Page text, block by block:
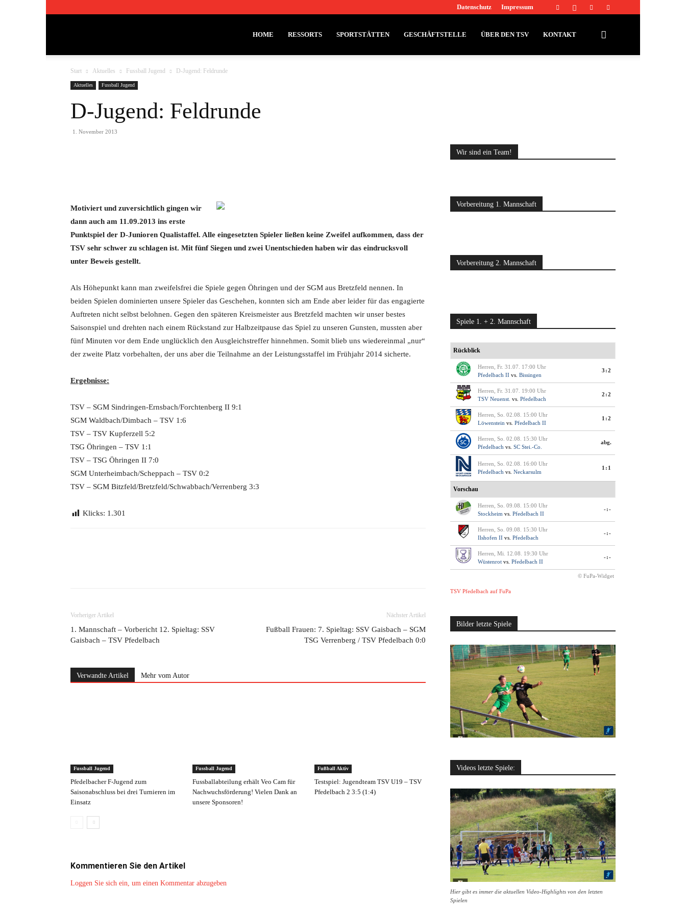
Datenschutz Impressum
Pfedelbach
1911
HOME RESSORTS SPORTSTÄTTEN GESCHÄFTSTELLE ÜBER DEN TSV KONTAKT
Start Aktuelles Fussball Jugend D-Jugend: Feldrunde
Aktuelles Fussball Jugend
D-Jugend: Feldrunde
1. November 2013
Motiviert und zuversichtlich gingen wir
dann auch am 11.09.2013 ins erste
Punktspiel der D-Junioren Qualistaffel. Alle eingesetzten Spieler ließen keine Zweifel aufkommen, dass der
TSV sehr schwer zu schlagen ist. Mit fünf Siegen und zwei Unentschieden haben wir das eindrucksvoll
unter Beweis gestellt.
Als Höhepunkt kann man zweifelsfrei die Spiele gegen Öhringen und der SGM aus Bretzfeld nennen. In
beiden Spielen dominierten unsere Spieler das Geschehen, konnten sich am Ende aber leider für das engagierte
Auftreten nicht selbst belohnen. Gegen den späteren Kreismeister aus Bretzfeld machten wir unser bestes
Saisonspiel und drehten nach einem Rückstand zur Halbzeitpause das Spiel zu unseren Gunsten, mussten aber
fünf Minuten vor dem Ende unglücklich den Ausgleichstreffer hinnehmen. Somit blieb uns wiedereinmal „nur“
der zweite Platz vorbehalten, der uns aber die Teilnahme an der Leistungsstaffel im Frühjahr 2014 sicherte.
Ergebnisse:
TSV – SGM Sindringen-Ernsbach/Forchtenberg II 9:1
SGM Waldbach/Dimbach – TSV 1:6
TSV – TSV Kupferzell 5:2
TSG Öhringen – TSV 1:1
TSV – TSG Öhringen II 7:0
SGM Unterheimbach/Scheppach – TSV 0:2
TSV – SGM Bitzfeld/Bretzfeld/Schwabbach/Verrenberg 3:3
Klicks: 1.301
Vorheriger Artikel
1. Mannschaft – Vorbericht 12. Spieltag: SSV
Gaisbach – TSV Pfedelbach
Nächster Artikel
Fußball Frauen: 7. Spieltag: SSV Gaisbach – SGM
TSG Verrenberg / TSV Pfedelbach 0:0
Verwandte Artikel Mehr vom Autor
Fussball Jugend
Pfedelbacher F-Jugend zum
Saisonabschluss bei drei Turnieren im
Einsatz
Fussball Jugend
Fussballabteilung erhält Veo Cam für
Nachwuchsförderung! Vielen Dank an
unsere Sponsoren!
Fußball Aktiv
Testspiel: Jugendteam TSV U19 – TSV
Pfedelbach 2 3:5 (1:4)
Kommentieren Sie den Artikel
Loggen Sie sich ein, um einen Kommentar abzugeben
Wir sind ein Team!
Vorbereitung 1. Mannschaft
Vorbereitung 2. Mannschaft
Spiele 1. + 2. Mannschaft
Rückblick
Herren, Fr. 31.07. 17:00 Uhr
Pfedelbach II vs. Bissingen
3:2
Herren, Fr. 31.07. 19:00 Uhr
TSV Neuenst. vs. Pfedelbach
2:2
Herren, So. 02.08. 15:00 Uhr
Löwenstein vs. Pfedelbach II
1:2
Herren, So. 02.08. 15:30 Uhr
Pfedelbach vs. SC Stei.-Co.
abg.
Herren, So. 02.08. 16:00 Uhr
Pfedelbach vs. Neckarsulm
1:1
Vorschau
Herren, So. 09.08. 15:00 Uhr
Stockheim vs. Pfedelbach II
-:-
Herren, So. 09.08. 15:30 Uhr
Ilshofen II vs. Pfedelbach
-:-
Herren, Mi. 12.08. 19:30 Uhr
Wüstenrot vs. Pfedelbach II
-:-
© FuPa-Widget
TSV Pfedelbach auf FuPa
Bilder letzte Spiele
Videos letzte Spiele:
Hier gibt es immer die aktuellen Video-Highlights von den letzten
Spielen